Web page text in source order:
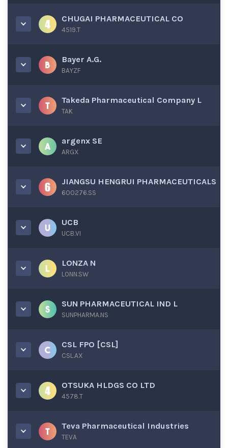
CHUGAI PHARMACEUTICAL CO
4519.T
Bayer A.G.
BAYZF
Takeda Pharmaceutical Company L
TAK
argenx SE
ARGX
JIANGSU HENGRUI PHARMACEUTICALS
600276.SS
UCB
UCB.VI
LONZA N
LONN.SW
SUN PHARMACEUTICAL IND L
SUNPHARMA.NS
CSL FPO [CSL]
CSL.AX
OTSUKA HLDGS CO LTD
4578.T
Teva Pharmaceutical Industries
TEVA